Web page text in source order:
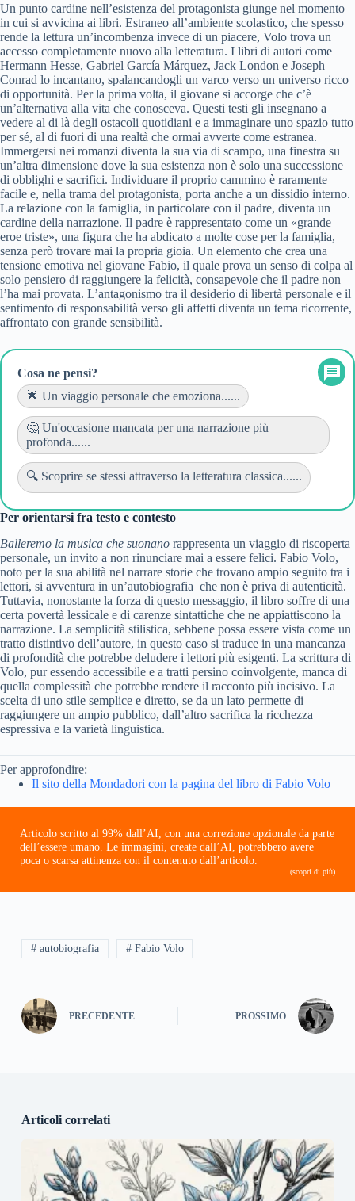
Un punto cardine nell’esistenza del protagonista giunge nel momento
in cui si avvicina ai libri. Estraneo all’ambiente scolastico, che spesso
rende la lettura un’incombenza invece di un piacere, Volo trova un
accesso completamente nuovo alla letteratura. I libri di autori come
Hermann Hesse, Gabriel García Márquez, Jack London e Joseph
Conrad lo incantano, spalancandogli un varco verso un universo ricco
di opportunità. Per la prima volta, il giovane si accorge che c’è
un’alternativa alla vita che conosceva. Questi testi gli insegnano a
vedere al di là degli ostacoli quotidiani e a immaginare uno spazio tutto
per sé, al di fuori di una realtà che ormai avverte come estranea.
Immergersi nei romanzi diventa la sua via di scampo, una finestra su
un’altra dimensione dove la sua esistenza non è solo una successione
di obblighi e sacrifici. Individuare il proprio cammino è raramente
facile e, nella trama del protagonista, porta anche a un dissidio interno.
La relazione con la famiglia, in particolare con il padre, diventa un
cardine della narrazione. Il padre è rappresentato come un «grande
eroe triste», una figura che ha abdicato a molte cose per la famiglia,
senza però trovare mai la propria gioia. Un elemento che crea una
tensione emotiva nel giovane Fabio, il quale prova un senso di colpa al
solo pensiero di raggiungere la felicità, consapevole che il padre non
l’ha mai provata. L’antagonismo tra il desiderio di libertà personale e il
sentimento di responsabilità verso gli affetti diventa un tema ricorrente,
affrontato con grande sensibilità.
Cosa ne pensi?
🌟 Un viaggio personale che emoziona......
🤔 Un'occasione mancata per una narrazione più
profonda......
🔍 Scoprire se stessi attraverso la letteratura classica......
Per orientarsi fra testo e contesto
Balleremo la musica che suonano rappresenta un viaggio di riscoperta
personale, un invito a non rinunciare mai a essere felici. Fabio Volo,
noto per la sua abilità nel narrare storie che trovano ampio seguito tra i
lettori, si avventura in un’autobiografia che non è priva di autenticità.
Tuttavia, nonostante la forza di questo messaggio, il libro soffre di una
certa povertà lessicale e di carenze sintattiche che ne appiattiscono la
narrazione. La semplicità stilistica, sebbene possa essere vista come un
tratto distintivo dell’autore, in questo caso si traduce in una mancanza
di profondità che potrebbe deludere i lettori più esigenti. La scrittura di
Volo, pur essendo accessibile e a tratti persino coinvolgente, manca di
quella complessità che potrebbe rendere il racconto più incisivo. La
scelta di uno stile semplice e diretto, se da un lato permette di
raggiungere un ampio pubblico, dall’altro sacrifica la ricchezza
espressiva e la varietà linguistica.
Per approfondire:
Il sito della Mondadori con la pagina del libro di Fabio Volo
Articolo scritto al 99% dall’AI, con una correzione opzionale da parte
dell’essere umano. Le immagini, create dall’AI, potrebbero avere
poca o scarsa attinenza con il contenuto dall’articolo.
(scopri di più)
# autobiografia # Fabio Volo
PRECEDENTE PROSSIMO
Articoli correlati